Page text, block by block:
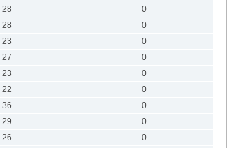
28
0
28
0
23
0
27
0
23
0
22
0
36
0
29
0
26
0